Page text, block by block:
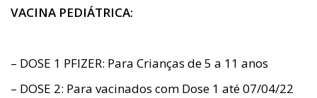
VACINA PEDIÁTRICA:
– DOSE 1 PFIZER: Para Crianças de 5 a 11 anos
– DOSE 2: Para vacinados com Dose 1 até 07/04/22